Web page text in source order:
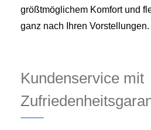
größtmöglichem Komfort und
ganz nach Ihren Vorstellungen.
Kundenservice mit